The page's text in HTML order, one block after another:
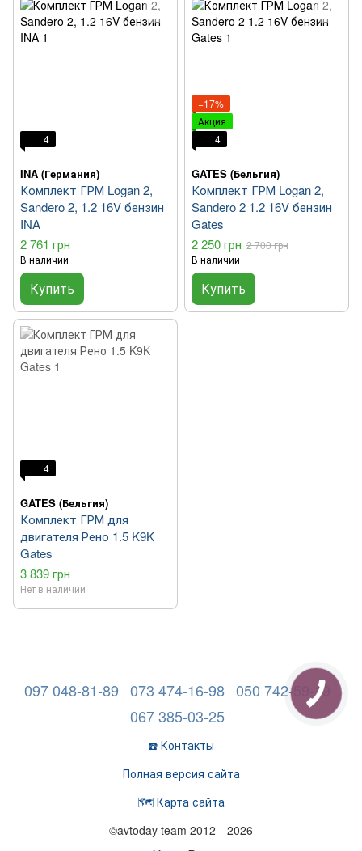
4
INA (Германия)
Комплект ГРМ Logan 2,
Sandero 2, 1.2 16V бензин
INA
2 761 грн
В наличии
Купить
−17%
Акция
4
GATES (Бельгия)
Комплект ГРМ Logan 2,
Sandero 2 1.2 16V бензин
Gates
2 250 грн 2 700 грн
В наличии
Купить
4
GATES (Бельгия)
Комплект ГРМ для
двигателя Рено 1.5 K9K
Gates
3 839 грн
Нет в наличии
097 048-81-89 073 474-16-98 050 742-59-19
067 385-03-25
☎️ Контакты
Полная версия сайта
🗺️ Карта сайта
©avtoday team 2012—2026